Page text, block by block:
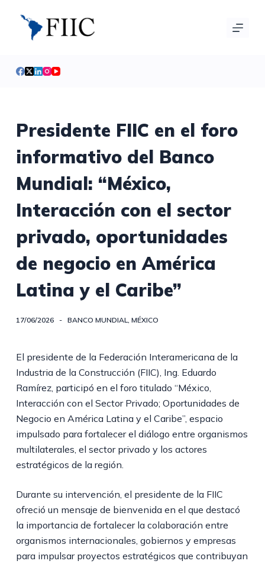
a
n
o
Presidente FIIC en el foro
informativo del Banco
Mundial: “México,
Interacción con el sector
privado, oportunidades
de negocio en América
Latina y el Caribe”
17/06/2026 BANCO MUNDIAL, MÉXICO
El presidente de la Federación Interamericana de la
Industria de la Construcción (FIIC), Ing. Eduardo
Ramírez, participó en el foro titulado “México,
Interacción con el Sector Privado; Oportunidades de
Negocio en América Latina y el Caribe”, espacio
impulsado para fortalecer el diálogo entre organismos
multilaterales, el sector privado y los actores
estratégicos de la región.
Durante su intervención, el presidente de la FIIC
ofreció un mensaje de bienvenida en el que destacó
la importancia de fortalecer la colaboración entre
organismos internacionales, gobiernos y empresas
para impulsar proyectos estratégicos que contribuyan